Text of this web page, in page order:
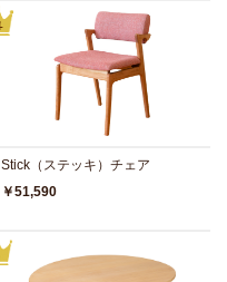
Stick（ステッキ）チェア
￥51,590